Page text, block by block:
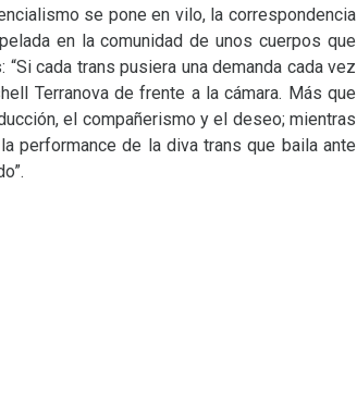
se pone en vilo, la correspondencia
en la comunidad de unos cuerpos que
cada trans pusiera una demanda cada vez
Terranova de frente a la cámara. Más que
el compañerismo y el deseo; mientras
performance de la diva trans que baila ante